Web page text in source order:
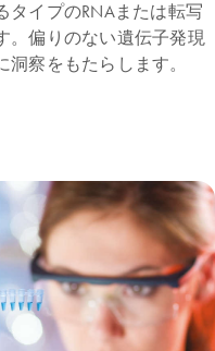
タイプのRNAまたは転写
。偏りのない遺伝子発現
察をもたらします。